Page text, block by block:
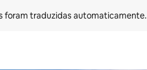
foram traduzidas automaticamente.